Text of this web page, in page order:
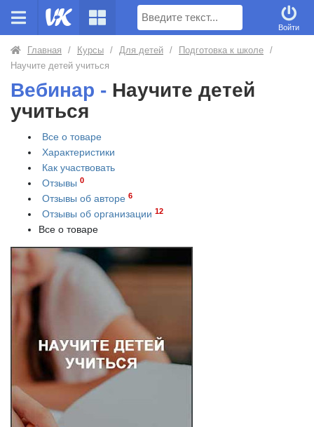
Поиск
Войти
Главная / Курсы / Для детей / Подготовка к школе /
Научите детей учиться
Вебинар - Научите детей
учиться
Все о товаре
Характеристики
Как участвовать
Отзывы 0
Отзывы об авторе 6
Отзывы об организации 12
Все о товаре